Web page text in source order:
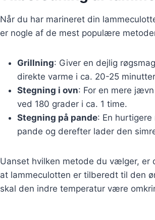
Når du har marineret din
er nogle af de mest populære
Grillning: Giver en dejlig
direkte varme i ca. 20-25
Stegning i ovn: For en mere
ved 180 grader i ca. 1 time.
Stegning på pande: En
pande og derefter lader den
Uanset hvilken metode du vælger,
at lammeculotten er tilberedt til den
skal den indre temperatur være